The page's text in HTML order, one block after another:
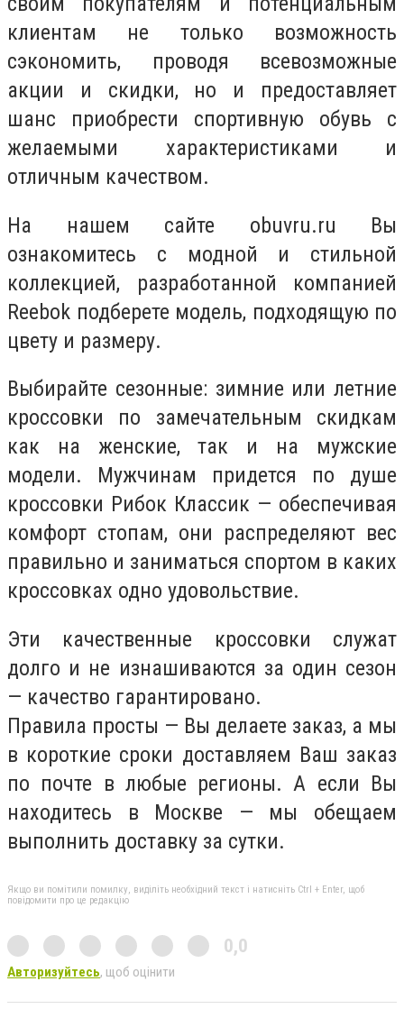
клиентам не только возможность
сэкономить, проводя всевозможные
акции и скидки, но и предоставляет
шанс приобрести спортивную обувь с
желаемыми характеристиками и
отличным качеством.
На нашем сайте obuvru.ru Вы
ознакомитесь с модной и стильной
коллекцией, разработанной компанией
Reebok подберете модель, подходящую по
цвету и размеру.
Выбирайте сезонные: зимние или летние
кроссовки по замечательным скидкам
как на женские, так и на мужские
модели. Мужчинам придется по душе
кроссовки Рибок Классик — обеспечивая
комфорт стопам, они распределяют вес
правильно и заниматься спортом в каких
кроссовках одно удовольствие.
Эти качественные кроссовки служат
долго и не изнашиваются за один сезон
— качество гарантировано.
Правила просты — Вы делаете заказ, а мы
в короткие сроки доставляем Ваш заказ
по почте в любые регионы. А если Вы
находитесь в Москве — мы обещаем
выполнить доставку за сутки.
Якщо ви помітили помилку, виділіть необхідний текст і натисніть Ctrl + Enter, щоб
повідомити про це редакцію
0,0
Авторизуйтесь, щоб оцінити